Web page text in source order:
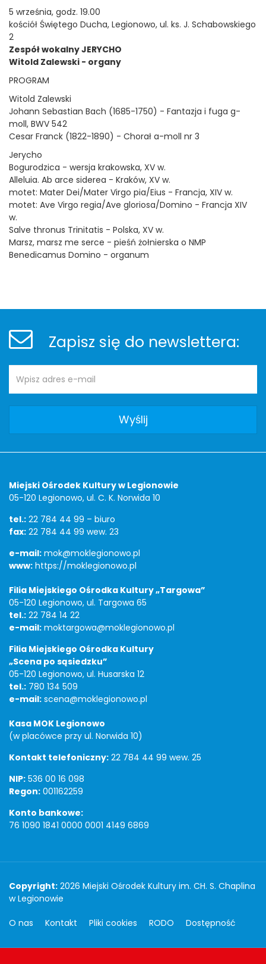
5 września, godz. 19.00
kościół Świętego Ducha, Legionowo, ul. ks. J. Schabowskiego
2
Zespół wokalny JERYCHO
Witold Zalewski - organy
PROGRAM
Witold Zalewski
Johann Sebastian Bach (1685-1750) - Fantazja i fuga g-
moll, BWV 542
Cesar Franck (1822-1890) - Chorał a-moll nr 3
Jerycho
Bogurodzica - wersja krakowska, XV w.
Alleluia. Ab arce siderea - Kraków, XV w.
motet: Mater Dei/Mater Virgo pia/Eius - Francja, XIV w.
motet: Ave Virgo regia/Ave gloriosa/Domino - Francja XIV
w.
Salve thronus Trinitatis - Polska, XV w.
Marsz, marsz me serce - pieśń żołnierska o NMP
Benedicamus Domino - organum
Newsletter
Zapisz się do newslettera:
Newsletter
e-
mail:
Adres
Miejski Ośrodek Kultury w Legionowie
05-120 Legionowo, ul. C. K. Norwida 10
tel.: 22 784 44 99 – biuro
fax: 22 784 44 99 wew. 23
e-mail: mok@moklegionowo.pl
www: https://moklegionowo.pl
Filia Miejskiego Ośrodka Kultury „Targowa”
05-120 Legionowo, ul. Targowa 65
tel.: 22 784 14 22
e-mail: moktargowa@moklegionowo.pl
Filia Miejskiego Ośrodka Kultury
„Scena po sąsiedzku”
05-120 Legionowo, ul. Husarska 12
tel.: 780 134 509
e-mail: scena@moklegionowo.pl
Kasa MOK Legionowo
(w placówce przy ul. Norwida 10)
Kontakt telefoniczny: 22 784 44 99 wew. 25
NIP: 536 00 16 098
Regon: 001162259
Konto bankowe:
76 1090 1841 0000 0001 4149 6869
Copyright
Copyright: 2026 Miejski Ośrodek Kultury im. CH. S. Chaplina
w Legionowie
O nas Kontakt Pliki cookies RODO Dostępność
Projekt